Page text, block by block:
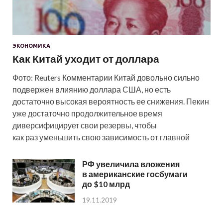
ЭКОНОМИКА
Как Китай уходит от доллара
Фото: Reuters Комментарии Китай довольно сильно
подвержен влиянию доллара США, но есть
достаточно высокая вероятность ее снижения. Пекин
уже достаточно продолжительное время
диверсифицирует свои резервы, чтобы
как раз уменьшить свою зависимость от главной
РФ увеличила вложения
в американские госбумаги
до $10 млрд
19.11.2019